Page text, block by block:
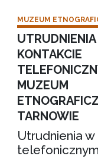
MUZEUM
KONTAKCIE
MUZEUM
TARNOWIE
Utrudnienia